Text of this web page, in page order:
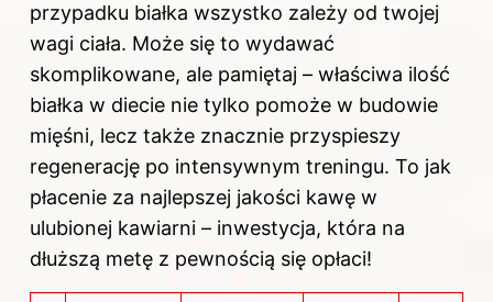
przypadku białka wszystko zależy od twojej
wagi ciała. Może się to wydawać
skomplikowane, ale pamiętaj – właściwa ilość
białka w diecie nie tylko pomoże w budowie
mięśni, lecz także znacznie przyspieszy
regenerację po intensywnym treningu. To jak
płacenie za najlepszej jakości kawę w
ulubionej kawiarni – inwestycja, która na
dłuższą metę z pewnością się opłaci!